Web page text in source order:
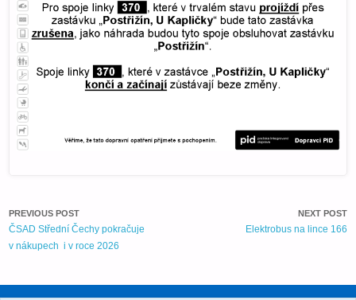
PREVIOUS POST
ČSAD Střední Čechy pokračuje
v nákupech i v roce 2026
NEXT POST
Elektrobus na lince 166